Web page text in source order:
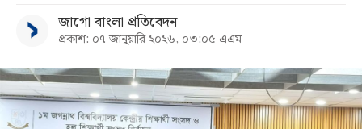
বিভাগ
আর্কাইভ
জাগো বাংলা প্রতিবেদন
প্রকাশ: ০৭ জানুয়ারি ২০২৬, ০৩:০৫ এএম